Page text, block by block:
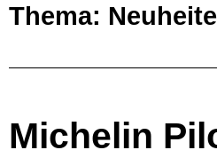
Thema:
Michelin